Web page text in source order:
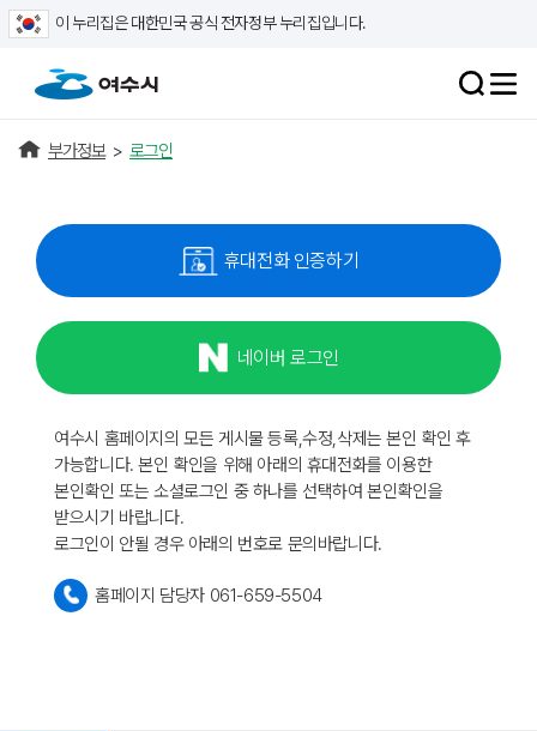
이 누리집은 대한민국 공식 전자정부 누리집입니다.
부가정보 > 로그인
휴대전화 인증하기
네이버 로그인
여수시 홈페이지의 모든 게시물 등록,수정,삭제는 본인 확인 후
가능합니다. 본인 확인을 위해 아래의 휴대전화를 이용한
본인확인 또는 소셜로그인 중 하나를 선택하여 본인확인을
받으시기 바랍니다.
로그인이 안될 경우 아래의 번호로 문의바랍니다.
홈페이지 담당자 061-659-5504